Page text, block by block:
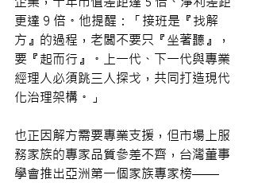
更達 9 倍。他提醒：「接班是『找解
方』的過程，老闆不要只『坐著聽』，
要『起而行』。上一代、下一代與專業
經理人必須跳三人探戈，共同打造現代
化治理架構。」
也正因解方需要專業支援，但市場上服
務家族的專家品質參差不齊，台灣董事
學會推出亞洲第一個家族專家榜——